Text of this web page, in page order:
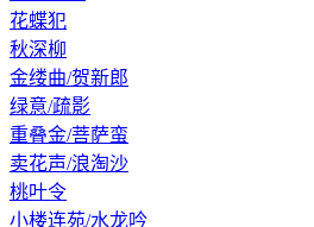
花蝶犯
秋深柳
金缕曲/贺新郎
绿意/疏影
重叠金/菩萨蛮
卖花声/浪淘沙
桃叶令
小楼连苑/水龙吟